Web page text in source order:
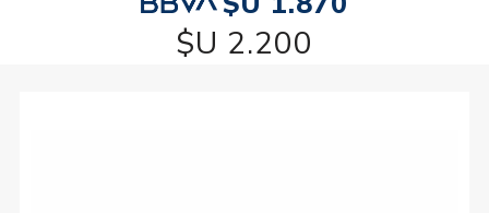
$U 2.200